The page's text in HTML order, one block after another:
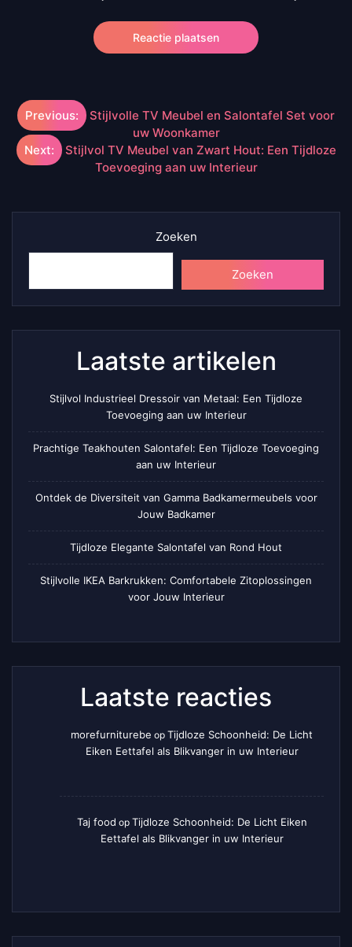
Berichtnavigatie
Previous:
Stijlvolle TV Meubel en Salontafel Set voor
uw Woonkamer
Next:
Stijlvol TV Meubel van Zwart Hout: Een Tijdloze
Toevoeging aan uw Interieur
Zoeken
Zoeken
Laatste artikelen
Stijlvol Industrieel Dressoir van Metaal: Een Tijdloze
Toevoeging aan uw Interieur
Prachtige Teakhouten Salontafel: Een Tijdloze Toevoeging
aan uw Interieur
Ontdek de Diversiteit van Gamma Badkamermeubels voor
Jouw Badkamer
Tijdloze Elegante Salontafel van Rond Hout
Stijlvolle IKEA Barkrukken: Comfortabele Zitoplossingen
voor Jouw Interieur
Laatste reacties
morefurniturebe op Tijdloze Schoonheid: De Licht
Eiken Eettafel als Blikvanger in uw Interieur
Taj food op Tijdloze Schoonheid: De Licht Eiken
Eettafel als Blikvanger in uw Interieur